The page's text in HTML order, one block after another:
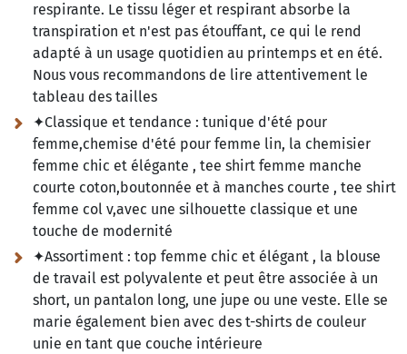
respirante. Le tissu léger et respirant absorbe la
transpiration et n'est pas étouffant, ce qui le rend
adapté à un usage quotidien au printemps et en été.
Nous vous recommandons de lire attentivement le
tableau des tailles
✦Classique et tendance : tunique d'été pour
femme,chemise d'été pour femme lin, la chemisier
femme chic et élégante , tee shirt femme manche
courte coton,boutonnée et à manches courte , tee shirt
femme col v,avec une silhouette classique et une
touche de modernité
✦Assortiment : top femme chic et élégant , la blouse
de travail est polyvalente et peut être associée à un
short, un pantalon long, une jupe ou une veste. Elle se
marie également bien avec des t-shirts de couleur
unie en tant que couche intérieure